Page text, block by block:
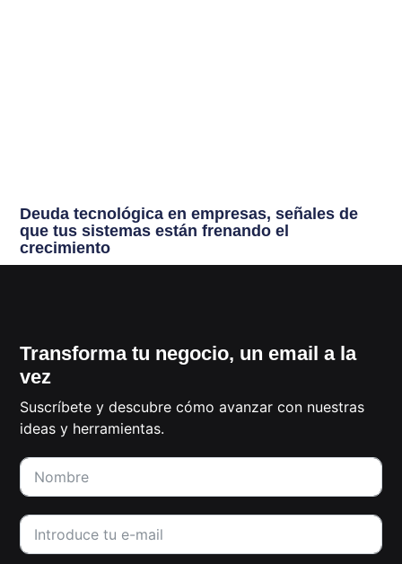
Deuda tecnológica en empresas, señales de
que tus sistemas están frenando el
crecimiento
Transforma tu negocio, un email a la
vez
Suscríbete y descubre cómo avanzar con nuestras
ideas y herramientas.